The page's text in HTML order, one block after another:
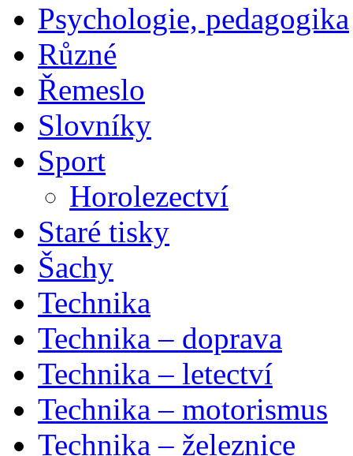
Psychologie, pedagogika
Různé
Řemeslo
Slovníky
Sport
Horolezectví
Staré tisky
Šachy
Technika
Technika – doprava
Technika – letectví
Technika – motorismus
Technika – železnice